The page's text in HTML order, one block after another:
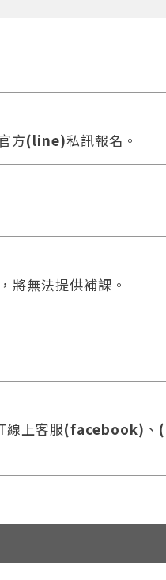
新登入。
方(line)私訊報名。
將無法提供補課。
線上客服(facebook) 、